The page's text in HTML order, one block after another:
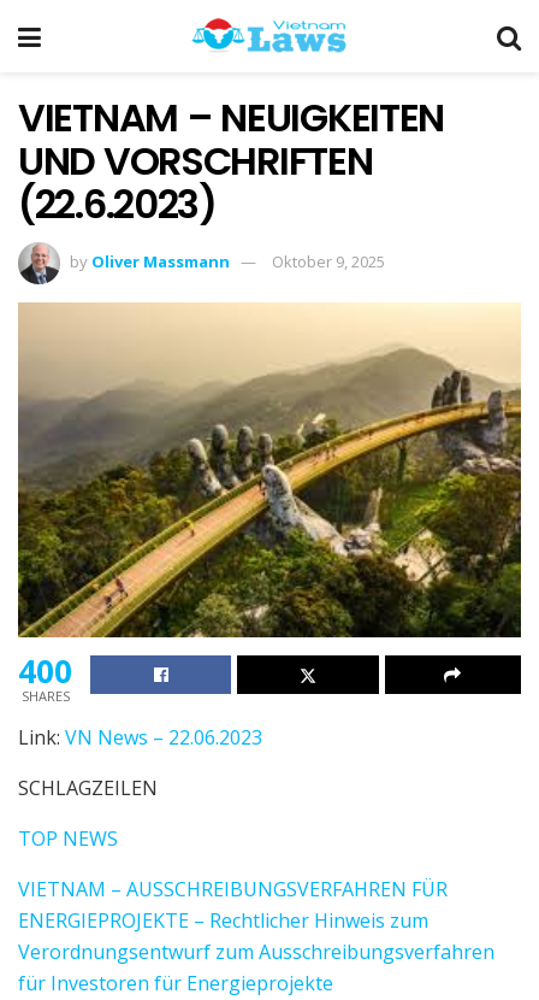
VIETNAM – NEUIGKEITEN
UND VORSCHRIFTEN
(22.6.2023)
by Oliver Massmann Oktober 9, 2025
400
SHARES
Link: VN News – 22.06.2023
SCHLAGZEILEN
TOP NEWS
VIETNAM – AUSSCHREIBUNGSVERFAHREN FÜR
ENERGIEPROJEKTE – Rechtlicher Hinweis zum
Verordnungsentwurf zum Ausschreibungsverfahren
für Investoren für Energieprojekte